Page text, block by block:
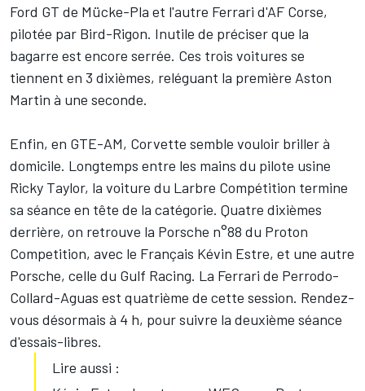
Ford GT de Mücke-Pla et l'autre Ferrari d'AF Corse,
pilotée par Bird-Rigon. Inutile de préciser que la
bagarre est encore serrée. Ces trois voitures se
tiennent en 3 dixièmes, reléguant la première Aston
Martin à une seconde.
Enfin, en GTE-AM, Corvette semble vouloir briller à
domicile. Longtemps entre les mains du pilote usine
Ricky Taylor, la voiture du Larbre Compétition termine
sa séance en tête de la catégorie. Quatre dixièmes
derrière, on retrouve la Porsche n°88 du Proton
Competition, avec le Français Kévin Estre, et une autre
Porsche, celle du Gulf Racing. La Ferrari de Perrodo-
Collard-Aguas est quatrième de cette session. Rendez-
vous désormais à 4 h, pour suivre la deuxième séance
d'essais-libres.
Lire aussi :